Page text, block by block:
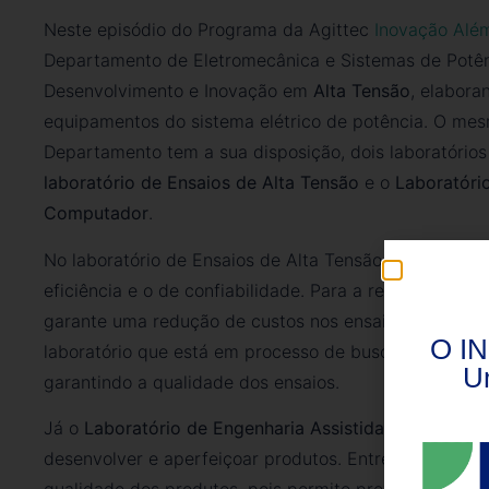
Neste episódio do Programa da Agittec Inovação
Departamento de Eletromecânica e Sistemas de
Desenvolvimento e Inovação em Alta Tensão,
equipamentos do sistema elétrico de potência. O
Departamento tem a sua disposição, dois
laboratório de Ensaios de Alta Tensão e o
Computador.
No laboratório de Ensaios de Alta Tensão são
eficiência e o de confiabilidade. Para a região Sul,
garante uma redução de custos nos ensaios, além da
laboratório que está em processo de busca pela
garantindo a qualidade dos ensaios.
Já o Laboratório de Engenharia Assistida por
desenvolver e aperfeiçoar produtos. Entre as
O